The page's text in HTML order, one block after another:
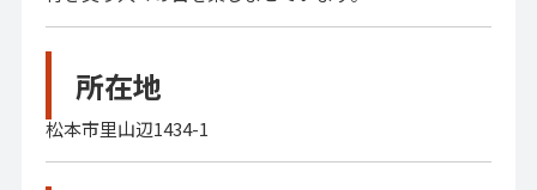
所在地
松本市里山辺1434-1